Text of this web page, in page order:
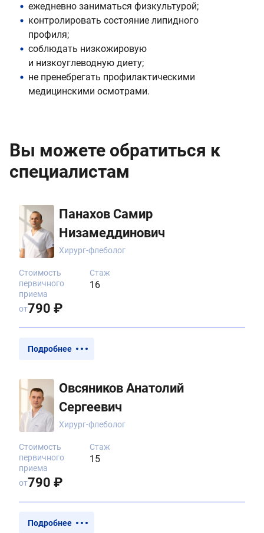
ежедневно заниматься физкультурой;
контролировать состояние липидного
профиля;
соблюдать низкожировую
и низкоуглеводную диету;
не пренебрегать профилактическими
медицинскими осмотрами.
Вы можете обратиться к
специалистам
Панахов Самир
Низамеддинович
Хирург-флеболог
Стаж
16
Стоимость
первичного
приема
от790 ₽
Подробнее
Овсяников Анатолий
Сергеевич
Хирург-флеболог
Стаж
15
Стоимость
первичного
приема
от790 ₽
Подробнее